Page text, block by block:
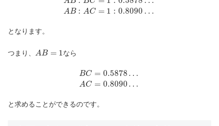
AB : AC = 1 : 0.8090 …
となります。
つまり、 AB = 1なら
BC = 0.5878 …
AC = 0.8090 …
と求めることができるのです。